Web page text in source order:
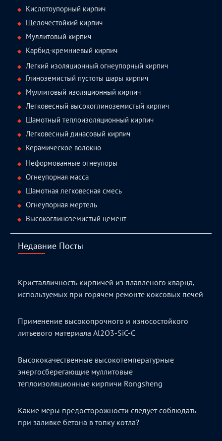
Кислотоупорный кирпич
Щелочестойкий кирпич
Муллитовый кирпич
Карбид-кремниевый кирпич
Легкий изоляционный огнеупорный кирпич
Глиноземистый пустоты шары кирпич
Муллитовый изоляционный кирпич
Легковесный высокоглиноземистый кирпич
Шамотный теплоизоляционный кирпич
Легковесный динасовый кирпич
Керамическое волокно
Неформованные огнеупоры
Огнеупорная масса
Шамотная легковесная смесь
Огнеупорная мертель
Высокоглиноземистый цемент
Недавние Посты
Кристалличность кирпичей из плавленого кварца,
используемых при горячем ремонте коксовых печей
Применение высокопрочного и износостойкого
литьевого материала Al2O3-SiC-C
Высококачественные высокотемпературные
энергосберегающие муллитовые
теплоизоляционные кирпичи Rongsheng
Какие меры предосторожности следует соблюдать
при заливке бетона в топку котла?